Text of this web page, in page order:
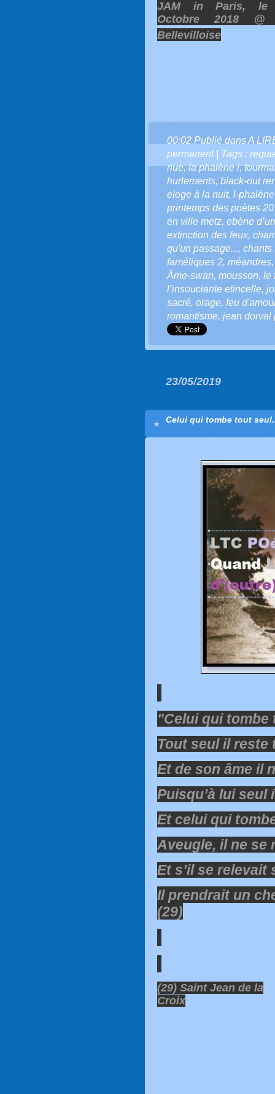
JAM in Paris, le
Octobre 2018 @
Bellevilloise
00:02 Publié dansA
permanent| Tags :
nue,la phalène i,
hurlements, black-out
eloge à la nuit, l-
printemps des poètes
en ville metz, ebène
extinction des feux,
qu'un passage..., chants
faméliques 2, méandres
Âme-swan, mousson, le
l’insouciante etincelle,
sacré, orage, feu
romantisme, jean dorval
23/05/2019
Celui qui tombe tout
"Celui qui tombe
Tout seul il reste
Et de son âme il
Puisqu’à lui seul
Et celui qui
Aveugle, il ne se
Et s’il se relevait
Il prendrait un
(29)
(29) Saint Jean de la
Croix